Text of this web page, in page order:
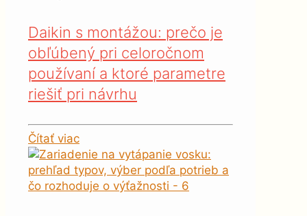
Daikin s montážou: prečo je
obľúbený pri celoročnom
používaní a ktoré parametre
riešiť pri návrhu
Čítať viac